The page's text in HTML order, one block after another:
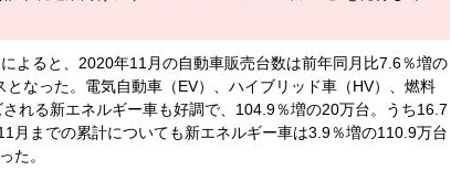
よると、2020年11月の自動車販売台数は前年同月比7.6％増の
なった。電気自動車（EV）、ハイブリッド車（HV）、燃料
れる新エネルギー車も好調で、104.9％増の20万台。うち16.7
月までの累計についても新エネルギー車は3.9％増の110.9万台
た。